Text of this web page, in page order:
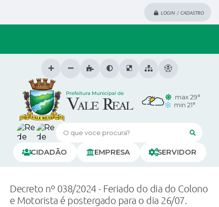
LOGIN / CADASTRO
O que voce procura?
CIDADÃO EMPRESA SERVIDOR
max 29°
min 21°
Decreto nº 038/2024 - Feriado do dia do Colono
e Motorista é postergado para o dia 26/07.